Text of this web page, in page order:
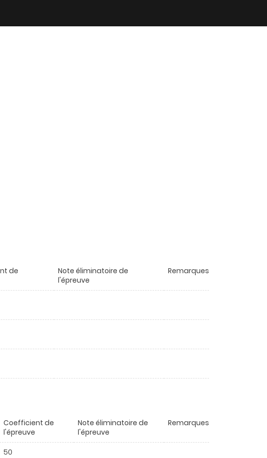
de
Note éliminatoire de
l'épreuve
Remarques
Coefficient de
l'épreuve
Note éliminatoire de
l'épreuve
Remarques
50